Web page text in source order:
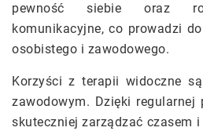
pewność siebie oraz
komunikacyjne, co prowadzi
osobistego i zawodowego.
Korzyści z terapii widoczne
zawodowym. Dzięki regularnej
skuteczniej zarządzać czasem